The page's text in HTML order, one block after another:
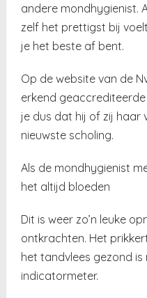
andere mondhygienist.
zelf het prettigst bij
je het beste af bent.
Op de website van de
erkend
je dus dat hij of zij haar
nieuwste scholing.
Als de mondhygienist
het altijd bloeden
Dit is weer zo’n leuke
ontkrachten. Het
het tandvlees gezond is
indicatormeter.